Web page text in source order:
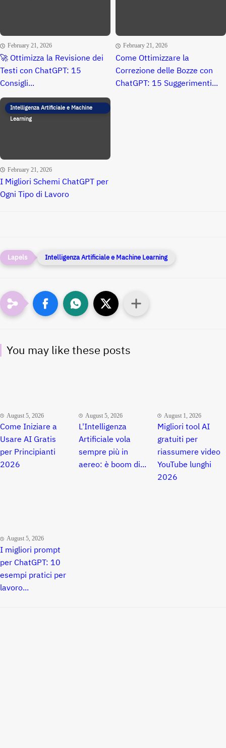
February 21, 2026
🚀 Ottimizza la Revisione dei
Testi con ChatGPT: 15
Consigli...
February 21, 2026
Come Ottimizzare la
Correzione delle Bozze con
ChatGPT: 15 Suggerimenti...
Intelligenza Artificiale e Machine
Learning
February 21, 2026
I Migliori Schemi ChatGPT per
Ogni Tipo di Lavoro
Intelligenza Artificiale e Machine Learning
You may like these posts
August 5, 2026
Come Iniziare a
Usare AI Gratis
per Principianti
2026
August 5, 2026
L'Intelligenza
Artificiale vola
sempre più in
aereo: è boom di...
August 1, 2026
Migliori tool AI
gratuiti per
riassumere video
YouTube lunghi
2026
August 5, 2026
I migliori prompt
per ChatGPT: 10
esempi pratici per
lavoro...